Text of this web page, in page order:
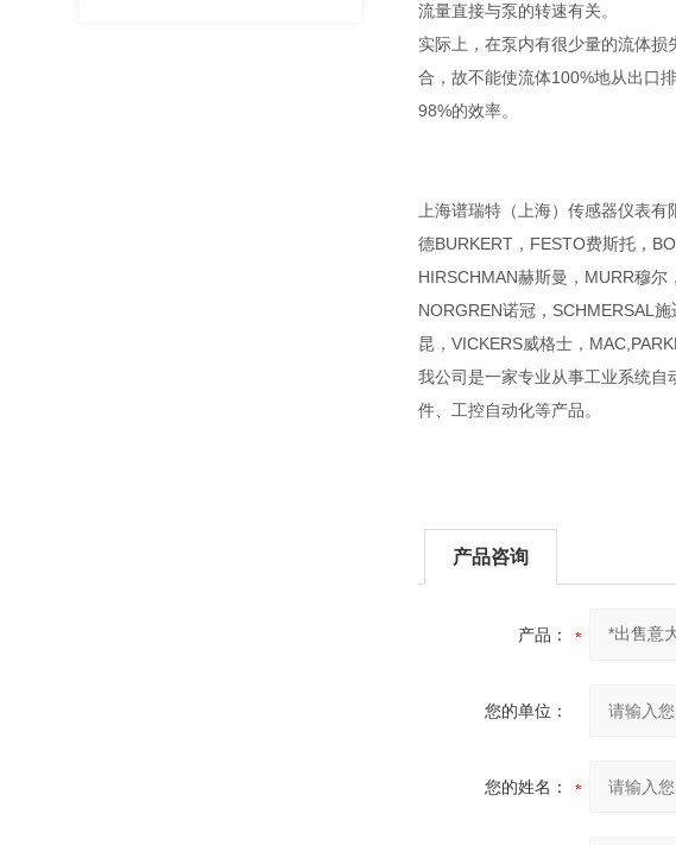
流量直接与泵的转速有关。
实际上，在泵内有很少量的流体
合，故不能使流体100%地从出口
98%的效率。
上海谱瑞特（上海）传感器仪表
德BURKERT，FESTO费斯托，
HIRSCHMAN赫斯曼，MURR穆尔
NORGREN诺冠，SCHMERSAL
昆，VICKERS威格士，
我公司是一家专业从事工业系统
件、工控自动化等产品。
产品咨询
产品：
您的单位：
您的姓名：